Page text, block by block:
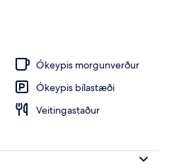
Ókeypis morgunverður
Ókeypis bílastæði
Veitingastaður